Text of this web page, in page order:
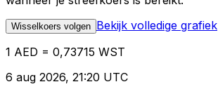
Wisselkoers volgen Bekijk volledige grafiek
1 AED = 0,73715 WST
6 aug 2026, 21:20 UTC